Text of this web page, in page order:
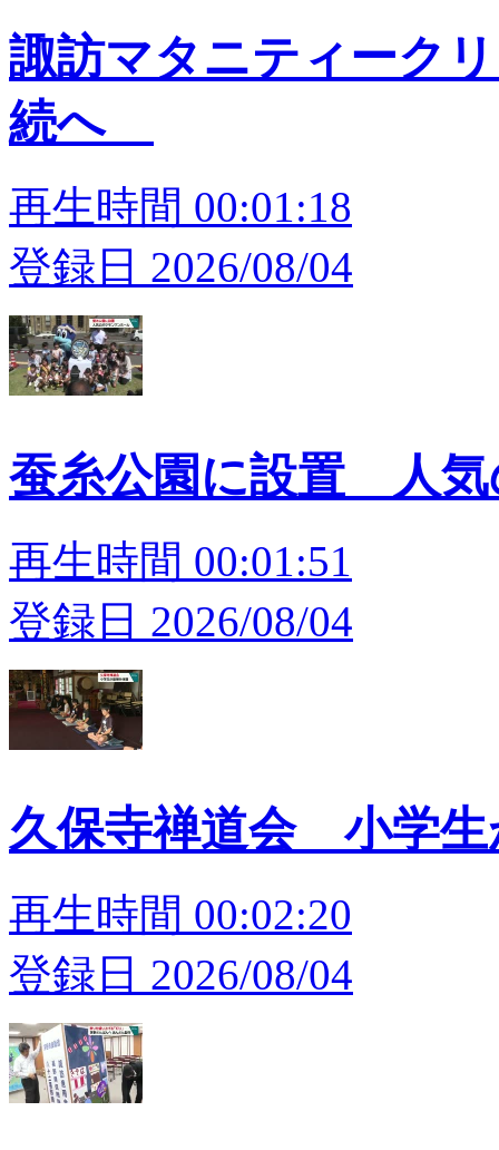
諏訪マタニティーク
続へ
再生時間 00:01:18
登録日 2026/08/04
蚕糸公園に設置 人
再生時間 00:01:51
登録日 2026/08/04
久保寺禅道会 小学
再生時間 00:02:20
登録日 2026/08/04